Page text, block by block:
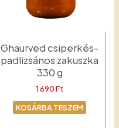
Ghaurved csiperkés-
padlizsános zakuszka
330 g
1 690Ft
KOSÁRBA TESZEM